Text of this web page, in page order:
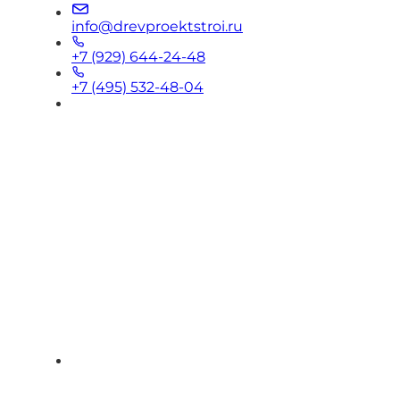
info@drevproektstroi.ru
+7 (929) 644-24-48
+7 (495) 532-48-04